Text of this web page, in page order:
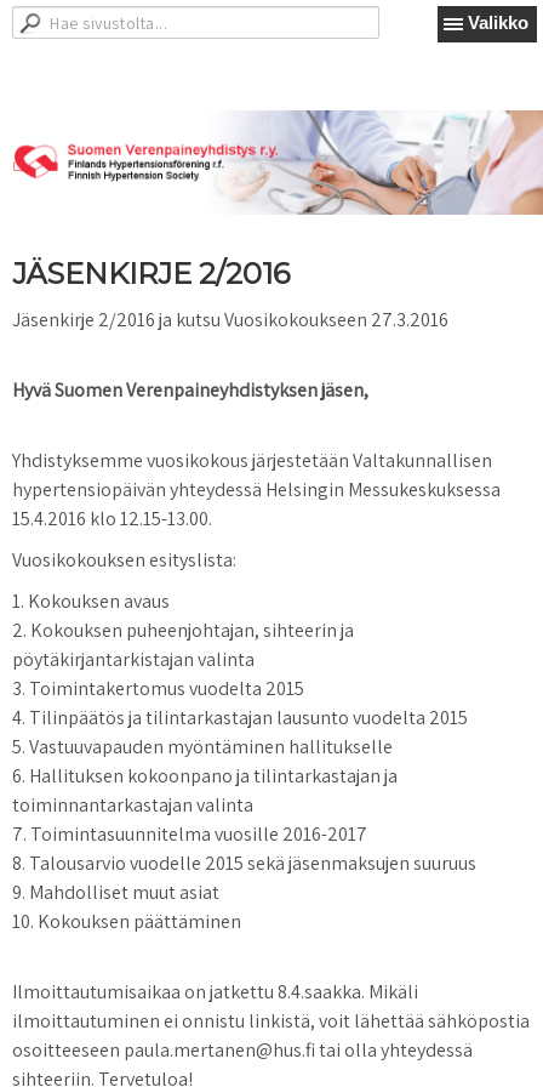
Valikko
JÄSENKIRJE 2/2016
Jäsenkirje 2/2016 ja kutsu Vuosikokoukseen 27.3.2016
Hyvä Suomen Verenpaineyhdistyksen jäsen,
Yhdistyksemme vuosikokous järjestetään Valtakunnallisen
hypertensiopäivän yhteydessä Helsingin Messukeskuksessa
15.4.2016 klo 12.15-13.00.
Vuosikokouksen esityslista:
1. Kokouksen avaus
2. Kokouksen puheenjohtajan, sihteerin ja
pöytäkirjantarkistajan valinta
3. Toimintakertomus vuodelta 2015
4. Tilinpäätös ja tilintarkastajan lausunto vuodelta 2015
5. Vastuuvapauden myöntäminen hallitukselle
6. Hallituksen kokoonpano ja tilintarkastajan ja
toiminnantarkastajan valinta
7. Toimintasuunnitelma vuosille 2016-2017
8. Talousarvio vuodelle 2015 sekä jäsenmaksujen suuruus
9. Mahdolliset muut asiat
10. Kokouksen päättäminen
Ilmoittautumisaikaa on jatkettu 8.4.saakka. Mikäli
ilmoittautuminen ei onnistu linkistä, voit lähettää sähköpostia
osoitteeseen paula.mertanen@hus.fi tai olla yhteydessä
sihteeriin. Tervetuloa!